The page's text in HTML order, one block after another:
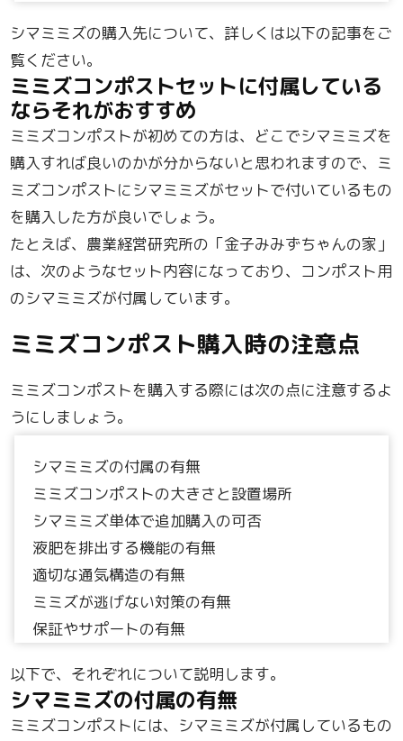
シマミミズの購入先について、詳しくは以下の記事をご
覧ください。
ミミズコンポストセットに付属している
ならそれがおすすめ
ミミズコンポストが初めての方は、どこでシマミミズを
購入すれば良いのかが分からないと思われますので、ミ
ミズコンポストにシマミミズがセットで付いているもの
を購入した方が良いでしょう。
たとえば、農業経営研究所の「金子みみずちゃんの家」
は、次のようなセット内容になっており、コンポスト用
のシマミミズが付属しています。
ミミズコンポスト購入時の注意点
ミミズコンポストを購入する際には次の点に注意するよ
うにしましょう。
シマミミズの付属の有無
ミミズコンポストの大きさと設置場所
シマミミズ単体で追加購入の可否
液肥を排出する機能の有無
適切な通気構造の有無
ミミズが逃げない対策の有無
保証やサポートの有無
以下で、それぞれについて説明します。
シマミミズの付属の有無
ミミズコンポストには、シマミミズが付属しているもの